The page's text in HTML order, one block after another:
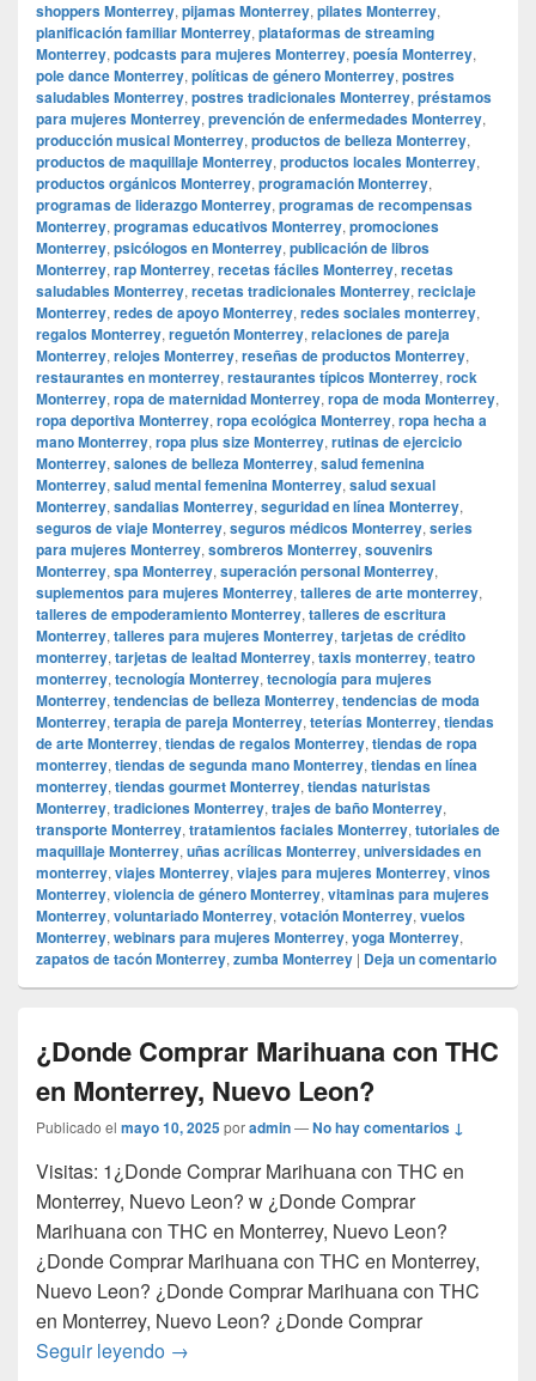
shoppers Monterrey, pijamas Monterrey, pilates Monterrey,
planificación familiar Monterrey, plataformas de streaming
Monterrey, podcasts para mujeres Monterrey, poesía Monterrey,
pole dance Monterrey, políticas de género Monterrey, postres
saludables Monterrey, postres tradicionales Monterrey, préstamos
para mujeres Monterrey, prevención de enfermedades Monterrey,
producción musical Monterrey, productos de belleza Monterrey,
productos de maquillaje Monterrey, productos locales Monterrey,
productos orgánicos Monterrey, programación Monterrey,
programas de liderazgo Monterrey, programas de recompensas
Monterrey, programas educativos Monterrey, promociones
Monterrey, psicólogos en Monterrey, publicación de libros
Monterrey, rap Monterrey, recetas fáciles Monterrey, recetas
saludables Monterrey, recetas tradicionales Monterrey, reciclaje
Monterrey, redes de apoyo Monterrey, redes sociales monterrey,
regalos Monterrey, reguetón Monterrey, relaciones de pareja
Monterrey, relojes Monterrey, reseñas de productos Monterrey,
restaurantes en monterrey, restaurantes típicos Monterrey, rock
Monterrey, ropa de maternidad Monterrey, ropa de moda Monterrey,
ropa deportiva Monterrey, ropa ecológica Monterrey, ropa hecha a
mano Monterrey, ropa plus size Monterrey, rutinas de ejercicio
Monterrey, salones de belleza Monterrey, salud femenina
Monterrey, salud mental femenina Monterrey, salud sexual
Monterrey, sandalias Monterrey, seguridad en línea Monterrey,
seguros de viaje Monterrey, seguros médicos Monterrey, series
para mujeres Monterrey, sombreros Monterrey, souvenirs
Monterrey, spa Monterrey, superación personal Monterrey,
suplementos para mujeres Monterrey, talleres de arte monterrey,
talleres de empoderamiento Monterrey, talleres de escritura
Monterrey, talleres para mujeres Monterrey, tarjetas de crédito
monterrey, tarjetas de lealtad Monterrey, taxis monterrey, teatro
monterrey, tecnología Monterrey, tecnología para mujeres
Monterrey, tendencias de belleza Monterrey, tendencias de moda
Monterrey, terapia de pareja Monterrey, teterías Monterrey, tiendas
de arte Monterrey, tiendas de regalos Monterrey, tiendas de ropa
monterrey, tiendas de segunda mano Monterrey, tiendas en línea
monterrey, tiendas gourmet Monterrey, tiendas naturistas
Monterrey, tradiciones Monterrey, trajes de baño Monterrey,
transporte Monterrey, tratamientos faciales Monterrey, tutoriales de
maquillaje Monterrey, uñas acrílicas Monterrey, universidades en
monterrey, viajes Monterrey, viajes para mujeres Monterrey, vinos
Monterrey, violencia de género Monterrey, vitaminas para mujeres
Monterrey, voluntariado Monterrey, votación Monterrey, vuelos
Monterrey, webinars para mujeres Monterrey, yoga Monterrey,
zapatos de tacón Monterrey, zumba Monterrey | Deja un comentario
¿Donde Comprar Marihuana con THC
en Monterrey, Nuevo Leon?
Publicado el mayo 10, 2025poradmin—No hay comentarios ↓
Visitas: 1¿Donde Comprar Marihuana con THC en
Monterrey, Nuevo Leon? w ¿Donde Comprar
Marihuana con THC en Monterrey, Nuevo Leon?
¿Donde Comprar Marihuana con THC en Monterrey,
Nuevo Leon? ¿Donde Comprar Marihuana con THC
en Monterrey, Nuevo Leon? ¿Donde Comprar
Seguir leyendo ¿Donde Comprar Marihuana con THC en
→